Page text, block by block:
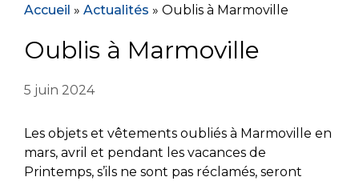
Accueil » Actualités » Oublis à Marmoville
Oublis à Marmoville
5 juin 2024
Les objets et vêtements oubliés à Marmoville en
mars, avril et pendant les vacances de
Printemps, s’ils ne sont pas réclamés, seront